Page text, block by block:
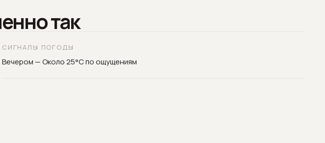
так
СИГНАЛЫ ПОГОДЫ
Вечером — Около 25°C по ощущениям